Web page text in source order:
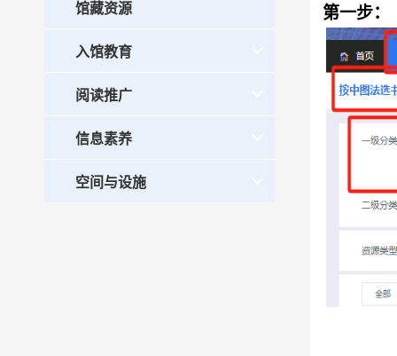
馆藏资源
入馆教育
阅读推广
信息素养
空间与设施
第一步：